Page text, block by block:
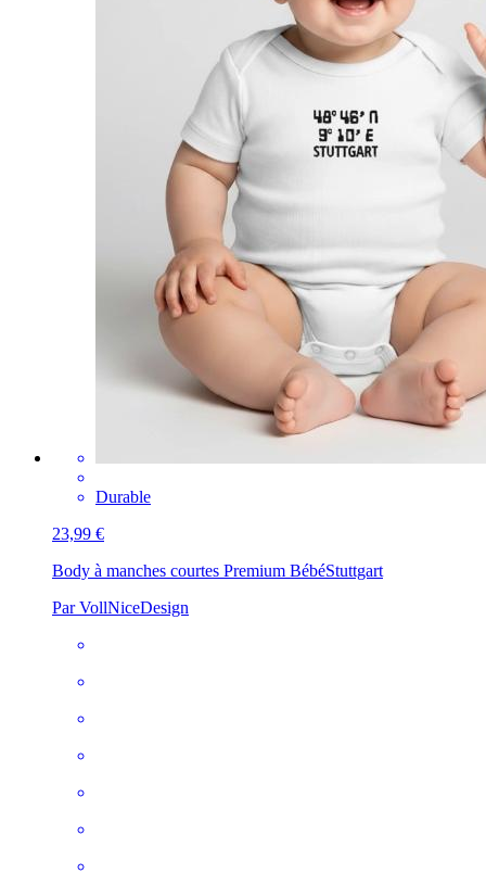
Durable
23,99 €
Body à manches courtes Premium BébéStuttgart
Par VollNiceDesign